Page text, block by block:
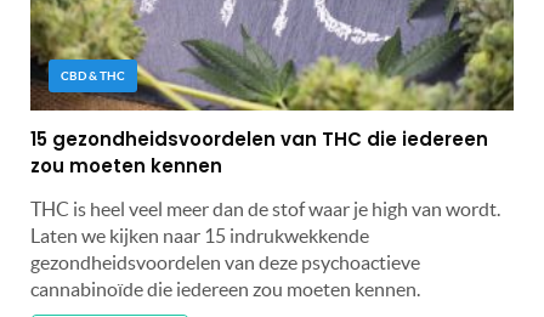
CBD & THC
15 gezondheidsvoordelen van THC die iedereen
zou moeten kennen
THC is heel veel meer dan de stof waar je high van wordt.
Laten we kijken naar 15 indrukwekkende
gezondheidsvoordelen van deze psychoactieve
cannabinoïde die iedereen zou moeten kennen.